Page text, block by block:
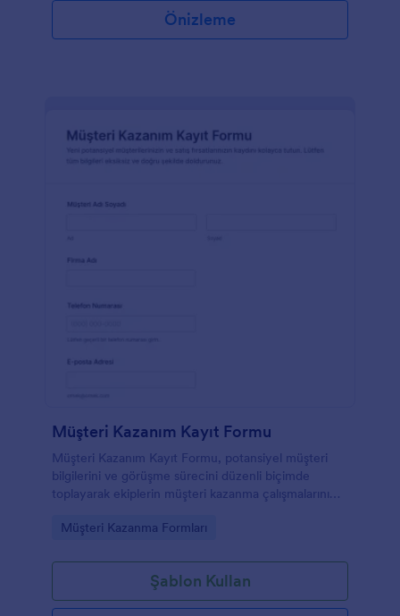
Önizleme
Müşteri Kazanım Kayıt Formu
Müşteri Kazanım Kayıt Formu, potansiyel müşteri
bilgilerini ve görüşme sürecini düzenli biçimde
toplayarak ekiplerin müşteri kazanma çalışmalarını
yardımcı olur.
Go to Category:
Müşteri Kazanma Formları
Şablon Kullan